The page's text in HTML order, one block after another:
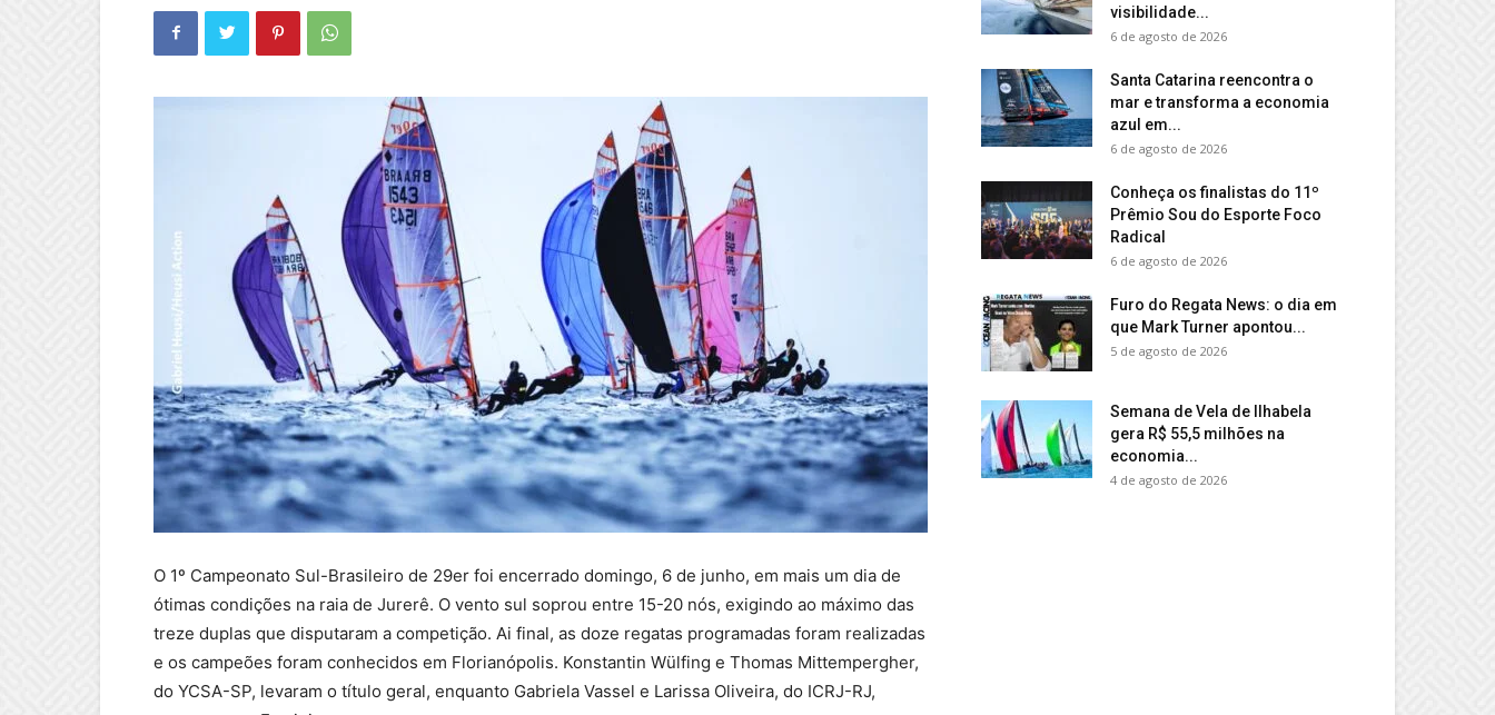
O 1º Campeonato Sul-Brasileiro de 29er foi encerrado domingo, 6 de junho, em mais um dia de
ótimas condições na raia de Jurerê. O vento sul soprou entre 15-20 nós, exigindo ao máximo das
treze duplas que disputaram a competição. Ai final, as doze regatas programadas foram realizadas
e os campeões foram conhecidos em Florianópolis. Konstantin Wülfing e Thomas Mittempergher,
do YCSA-SP, levaram o título geral, enquanto Gabriela Vassel e Larissa Oliveira, do ICRJ-RJ,
visibilidade...
6 de agosto de 2026
Santa Catarina reencontra o
mar e transforma a economia
azul em...
6 de agosto de 2026
Conheça os finalistas do 11º
Prêmio Sou do Esporte Foco
Radical
6 de agosto de 2026
Furo do Regata News: o dia em
que Mark Turner apontou...
5 de agosto de 2026
Semana de Vela de Ilhabela
gera R$ 55,5 milhões na
economia...
4 de agosto de 2026